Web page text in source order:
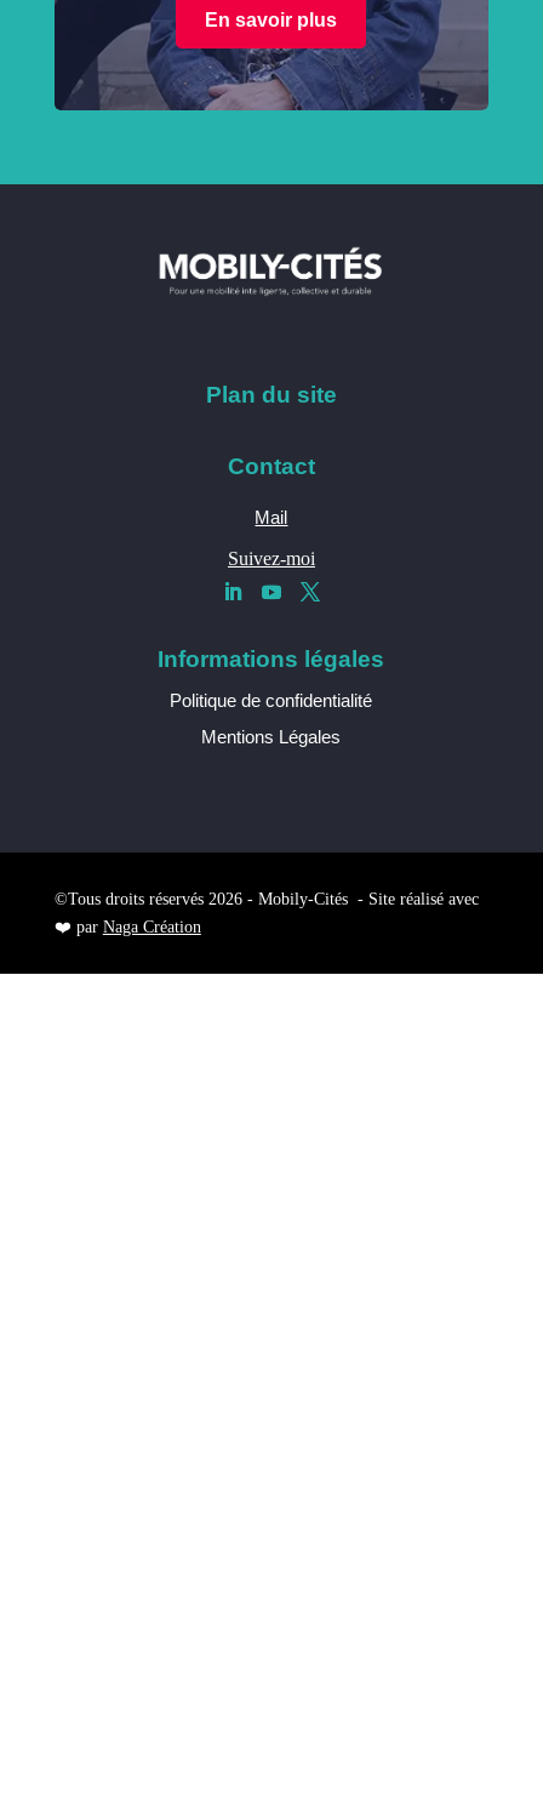
En savoir plus
Plan du site
Contact
Mail
Suivez-moi
Informations légales
Politique de confidentialité
Mentions Légales
©Tous droits réservés 2026 - Mobily-Cités - Site réalisé avec
❤️ par Naga Création